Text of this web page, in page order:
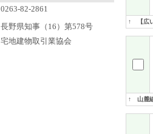
0263-82-2861
長野県知事（16）第578号
宅地建物取引業協会
↑ 【広
↑ 山麓線